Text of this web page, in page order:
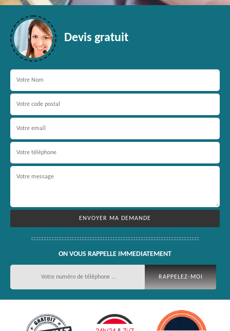
Devis gratuit
ON VOUS RAPPELLE IMMEDIATEMENT